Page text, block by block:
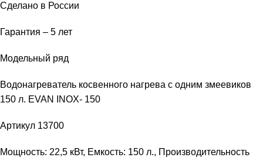
Сделано в России
Гарантия – 5 лет
Модельный ряд
Водонагреватель косвенного нагрева с одним змеевиков
150 л. EVAN INOX- 150
Артикул 13700
Мощность: 22,5 кВт, Емкость: 150 л., Производительность